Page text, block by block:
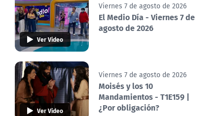
Ver Video
Viernes 7 de agosto de 2026
El Medio Día - Viernes 7 de
agosto de 2026
Ver Video
Viernes 7 de agosto de 2026
Moisés y los 10
Mandamientos - T1E159 |
¿Por obligación?